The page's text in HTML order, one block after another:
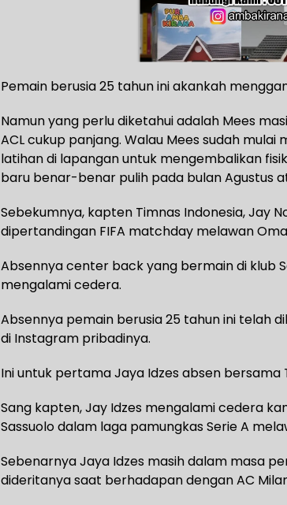
Pemain berusia 25 tahun ini akankah
Namun yang perlu diketahui adalah Mees
ACL cukup panjang. Walau Mees sudah
latihan di lapangan untuk mengembalikan
baru benar-benar pulih pada bulan Agustus
Sebekumnya, kapten Timnas Indonesia, Jay
dipertandingan FIFA matchday melawan
Absennya center back yang bermain di klub
mengalami cedera.
Absennya pemain berusia 25 tahun ini telah
di Instagram pribadinya.
Ini untuk pertama Jaya Idzes absen bersama
Sang kapten, Jay Idzes mengalami cedera
Sassuolo dalam laga pamungkas Serie A
Sebenarnya Jaya Idzes masih dalam masa
dideritanya saat berhadapan dengan AC